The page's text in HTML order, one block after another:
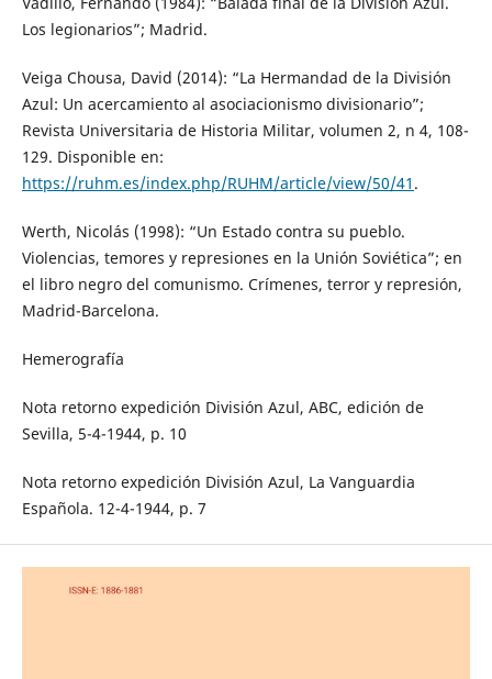
Los legionarios”; Madrid.
Veiga Chousa, David (2014): “La Hermandad de la División
Azul: Un acercamiento al asociacionismo divisionario”;
Revista Universitaria de Historia Militar, volumen 2, n 4, 108-
129. Disponible en:
https://ruhm.es/index.php/RUHM/article/view/50/41 .
Werth, Nicolás (1998): “Un Estado contra su pueblo.
Violencias, temores y represiones en la Unión Soviética”; en
el libro negro del comunismo. Crímenes, terror y represión,
Madrid-Barcelona.
Hemerografía
Nota retorno expedición División Azul, ABC, edición de
Sevilla, 5-4-1944, p. 10
Nota retorno expedición División Azul, La Vanguardia
Española. 12-4-1944, p. 7